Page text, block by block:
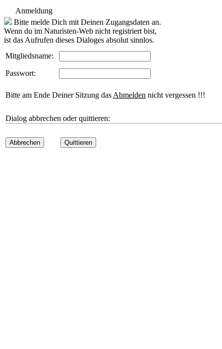
Anmeldung
Bitte melde Dich mit Deinen Zugangsdaten an.
Wenn du im Naturisten-Web nicht registriert bist,
ist das Aufrufen dieses Dialoges absolut sinnlos.
Mitgliedsname:
Passwort:
Bitte am Ende Deiner Sitzung das Abmelden nicht vergessen !!!
Dialog abbrechen oder quittieren:
Abbrechen Quittieren